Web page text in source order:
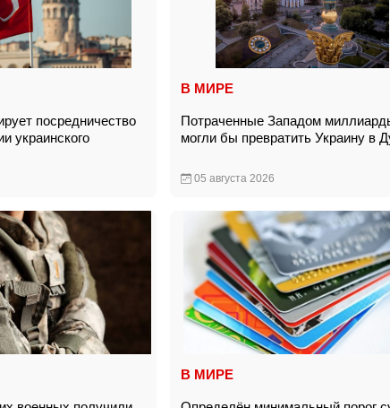
посредничество
украинского
В МИРЕ
Потраченные Западом
могли бы превратить Украину в
05 августа 2026
В МИРЕ